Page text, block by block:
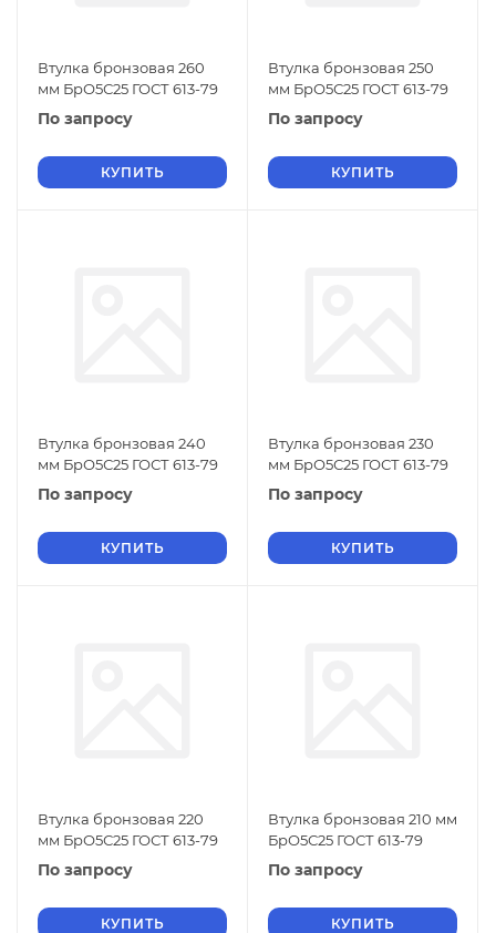
Втулка бронзовая 260
мм БрО5С25 ГОСТ 613-79
По запросу
КУПИТЬ
Втулка бронзовая 250
мм БрО5С25 ГОСТ 613-79
По запросу
КУПИТЬ
Втулка бронзовая 240
мм БрО5С25 ГОСТ 613-79
По запросу
КУПИТЬ
Втулка бронзовая 230
мм БрО5С25 ГОСТ 613-79
По запросу
КУПИТЬ
Втулка бронзовая 220
мм БрО5С25 ГОСТ 613-79
По запросу
КУПИТЬ
Втулка бронзовая 210 мм
БрО5С25 ГОСТ 613-79
По запросу
КУПИТЬ